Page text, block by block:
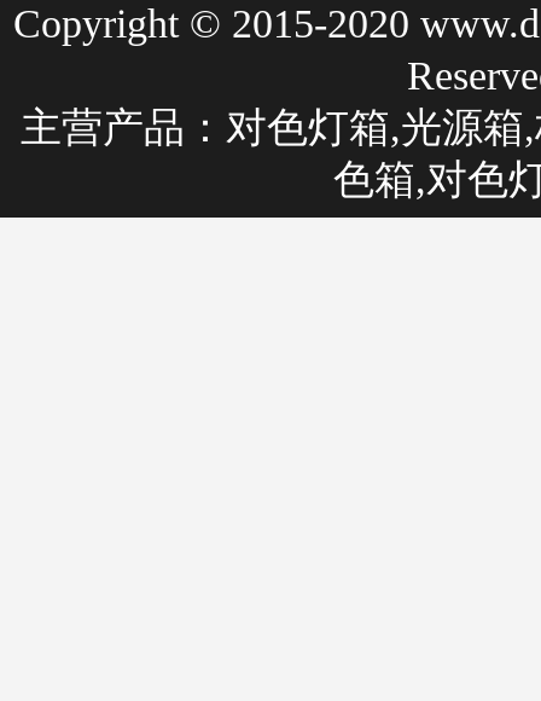
Copyright © 2015-2020
主营产品： 对色灯箱,光源箱,
色箱,对色